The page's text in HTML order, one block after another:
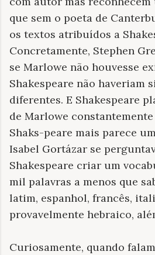
que sem o poeta de
os textos atribuídos a
Concretamente, Stephen
se Marlowe não houvesse
Shakespeare não haveriam
diferentes. E Shakespeare
de Marlowe
Shaks-peare mais parece
Isabel Gortázar se
Shakespeare criar um
mil palavras a menos que
latim, espanhol, francês,
provavelmente hebraico,
Curiosamente, quando